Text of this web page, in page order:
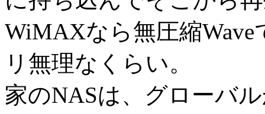
WiMAXなら無圧縮
リ無理なくらい。
家のNASは、グローバ